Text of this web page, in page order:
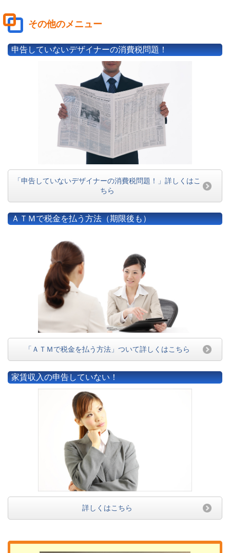
その他のメニュー
申告していないデザイナーの消費税問題！
「申告していないデザイナーの消費税問題！」詳しくはこ
ちら
ＡＴＭで税金を払う方法（期限後も）
「ＡＴＭで税金を払う方法」ついて詳しくはこちら
家賃収入の申告していない！
詳しくはこちら